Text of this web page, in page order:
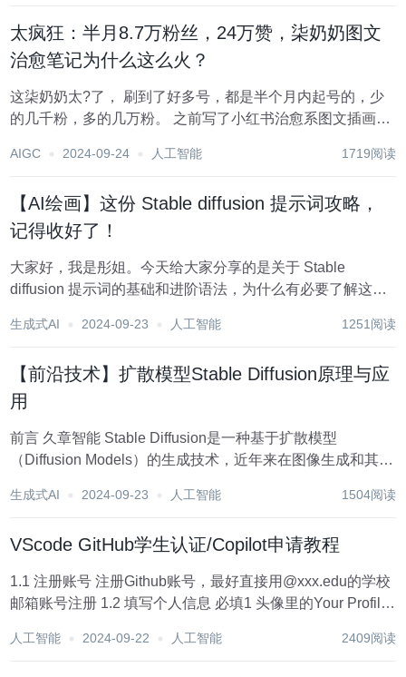
太疯狂：半月8.7万粉丝，24万赞，柒奶奶图文
治愈笔记为什么这么火？
这柒奶奶太?了， 刷到了好多号，都是半个月内起号的，少
的几千粉，多的几万粉。 之前写了小红书治愈系图文插画的
方向。 今天日常逛小红书，刷到了一个柒奶奶的热梗号，这
AIGC 2024-09-24 人工智能 1719阅读
【AI绘画】这份 Stable diffusion 提示词攻略，
记得收好了！
大家好，我是彤姐。今天给大家分享的是关于 Stable
diffusion 提示词的基础和进阶语法，为什么有必要了解这个
有助于我们写出更优秀的提示词；其次就是我们可能会去C
生成式AI 2024-09-23 人工智能 1251阅读
【前沿技术】扩散模型Stable Diffusion原理与应
用
前言 久章智能 Stable Diffusion是一种基于扩散模型
（Diffusion Models）的生成技术，近年来在图像生成和其他
果、稳定的训练过程和广泛的应用前景，迅速在学术界和工
生成式AI 2024-09-23 人工智能 1504阅读
VScode GitHub学生认证/Copilot申请教程
1.1 注册账号 注册Github账号，最好直接用@xxx.edu的学校
邮箱账号注册 1.2 填写个人信息 必填1 头像里的Your Profile-
进行填写，建议名字直接用真实姓...
人工智能 2024-09-22 人工智能 2409阅读